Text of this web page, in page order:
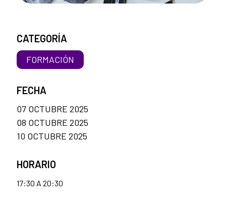
CATEGORÍA
FORMACIÓN
FECHA
07 OCTUBRE 2025
08 OCTUBRE 2025
10 OCTUBRE 2025
HORARIO
17:30 A 20:30